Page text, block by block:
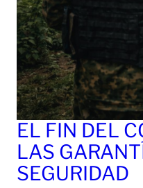
EL FIN DEL
LAS
SEGURIDAD